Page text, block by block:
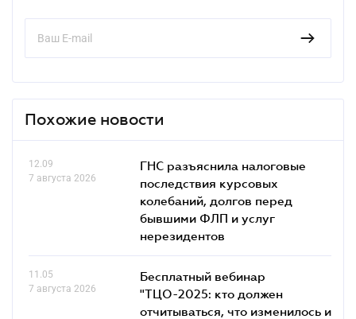
Похожие новости
12.09
7 августа 2026
ГНС разъяснила налоговые
последствия курсовых
колебаний, долгов перед
бывшими ФЛП и услуг
нерезидентов
11.05
7 августа 2026
Бесплатный вебинар
"ТЦО-2025: кто должен
отчитываться, что изменилось и